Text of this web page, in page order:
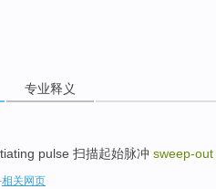
专业释义
pulse 扫描起始脉冲 sweep-
相关网页